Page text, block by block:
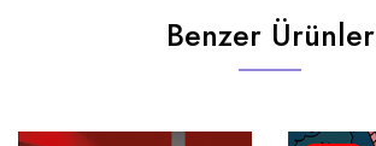
Benzer Ürünler